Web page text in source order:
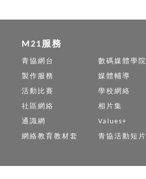
M21服務
青協網台
數碼媒體學院
製作服務
媒體輔導
活動比賽
學校網絡
社區網絡
相片集
通識網
Values+
網絡教育教材套
青協活動短片